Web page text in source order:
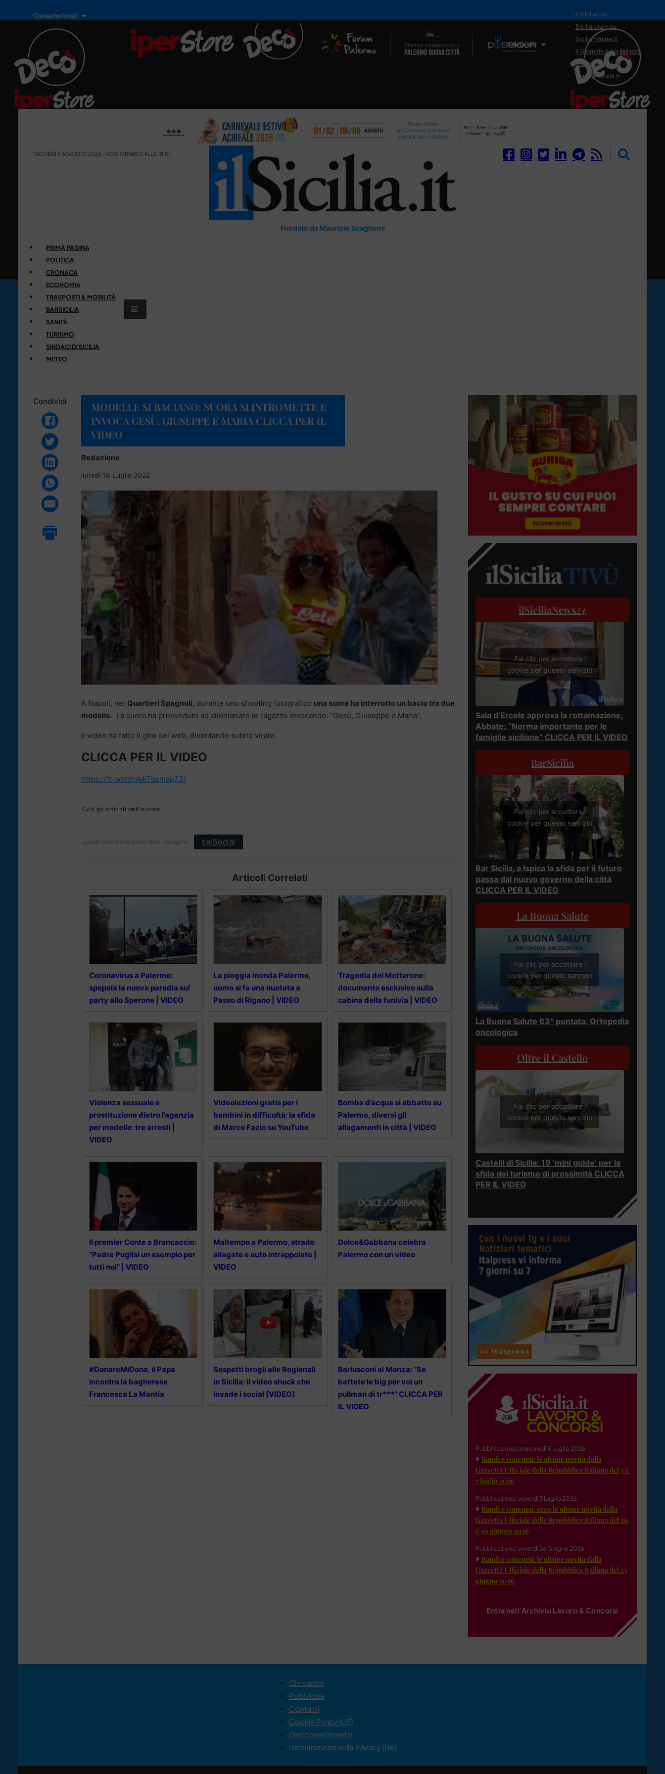
Cronache locali
Il Network
il SiciliaTivù
Siciliarurale.eu
Siciliammare.it
Il Giornale della Bellezza
Siciliamedica.it
Sanitainsicilia.it
GIOVEDÌ 6 AGOSTO 2026 - AGGIORNATO ALLE 18:01
Fondato da Maurizio Scaglione
PRIMA PAGINA
POLITICA
CRONACA
ECONOMIA
TRASPORTI & MOBILITÀ
BARSICILIA
SANITÀ
TURISMO
SINDACI DI SICILIA
METEO
Condividi
MODELLE SI BACIANO: SUORA SI INTROMETTE E
INVOCA GESÙ, GIUSEPPE E MARIA CLICCA PER IL
VIDEO
Redazione
lunedì 18 Luglio 2022
A Napoli, nei Quartieri Spagnoli, durante uno shooting fotografico una suora ha interrotto un bacio tra due
modelle. La suora ha provveduto ad allontanare le ragazze invocando: “Gesù, Giuseppe e Maria”.
Il video ha fatto il giro del web, diventando subito virale.
CLICCA PER IL VIDEO
https://fb.watch/ekTbsmap73/
Tutti gli articoli dell'autore
Questo articolo fa parte delle categorie: daiSocial
Articoli Correlati
Coronavirus a Palermo:
spopola la nuova parodia sul
party allo Sperone | VIDEO
La pioggia inonda Palermo,
uomo si fa una nuotata a
Passo di Rigano | VIDEO
Tragedia del Mottarone:
documento esclusivo sulla
cabina della funivia | VIDEO
Violenza sessuale e
prostituzione dietro l’agenzia
per modelle: tre arresti |
VIDEO
Videolezioni gratis per i
bambini in difficoltà: la sfida
di Marco Fazio su YouTube
Bomba d’acqua si abbatte su
Palermo, diversi gli
allagamenti in città | VIDEO
Il premier Conte a Brancaccio:
“Padre Puglisi un esempio per
tutti noi” | VIDEO
Maltempo a Palermo, strade
allagate e auto intrappolate |
VIDEO
Dolce&Gabbana celebra
Palermo con un video
#DonareMiDona, il Papa
incontra la bagherese
Francesca La Mantia
Sospetti brogli alle Regionali
in Sicilia: il video shock che
invade i social [VIDEO]
Berlusconi al Monza: “Se
battete le big per voi un
pullman di tr***” CLICCA PER
IL VIDEO
ilSiciliaNews24
Fai clic per accettare i
cookie per questo servizio
Sala d’Ercole approva la rottamazione,
Abbate: “Norma importante per le
famiglie siciliane” CLICCA PER IL VIDEO
BarSicilia
Fai clic per accettare i
cookie per questo servizio
Bar Sicilia, a Ispica la sfida per il futuro
passa dal nuovo governo della città
CLICCA PER IL VIDEO
La Buona Salute
Fai clic per accettare i
cookie per questo servizio
La Buona Salute 63° puntata: Ortopedia
oncologica
Oltre il Castello
Fai clic per accettare i
cookie per questo servizio
Castelli di Sicilia: 19 ‘mini guide’ per la
sfida del turismo di prossimità CLICCA
PER IL VIDEO
Pubblicazione: mercoledì 8 Luglio 2026
Bandi e concorsi: le ultime novità dalla
Gazzetta Ufficiale della Repubblica Italiana del 3 e
7 luglio 2026
Pubblicazione: venerdì 3 Luglio 2026
Bandi e concorsi: ecco le ultime novità dalla
Gazzetta Ufficiale della Repubblica Italiana del 26
e 30 giugno 2026
Pubblicazione: venerdì 26 Giugno 2026
Bandi e concorsi: le ultime novità dalla
Gazzetta Ufficiale della Repubblica Italiana del 23
giugno 2026
Entra nell'Archivio Lavoro & Concorsi
Chi siamo
Pubblicità
Contatti
Cookie Policy (UE)
Disconoscimento
Dichiarazione sulla Privacy (UE)